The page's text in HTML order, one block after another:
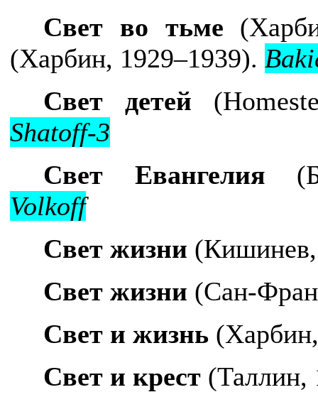
Свет во тьме
(Харбин, 1929–1939).
Свет детей (
Shatoff-3
Свет Евангелия
Volkoff
Свет жизни
Свет жизни (Сан-
Свет и жизнь
Свет и крест